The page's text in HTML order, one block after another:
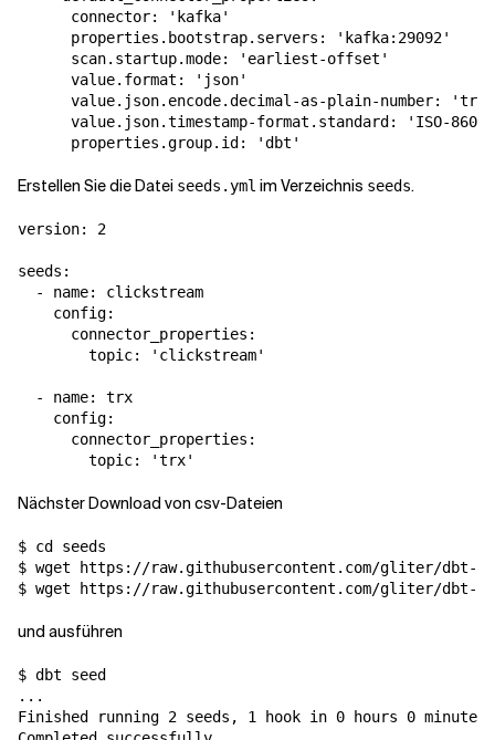
      connector: 'kafka'
      properties.bootstrap.servers: 'kafka:29092'
      scan.startup.mode: 'earliest-offset'
      value.format: 'json'
value.json.encode.decimal-as-plain-number:
      value.json.timestamp-format.standard: 'ISO-8601'
      properties.group.id: 'dbt'
Erstellen Sie die Datei seeds.yml im Verzeichnis seeds.
version: 2
seeds:
  - name: clickstream
    config:
      connector_properties:
        topic: 'clickstream'
  - name: trx
    config:
      connector_properties:
        topic: 'trx'
Nächster Download von csv-Dateien
$ cd seeds
$ wget https://raw.githubusercontent.com/gliter/dbt-
$ wget https://raw.githubusercontent.com/gliter/dbt-
und ausführen
$ dbt seed
...
Finished running 2 seeds, 1 hook in 0 hours 0 minutes